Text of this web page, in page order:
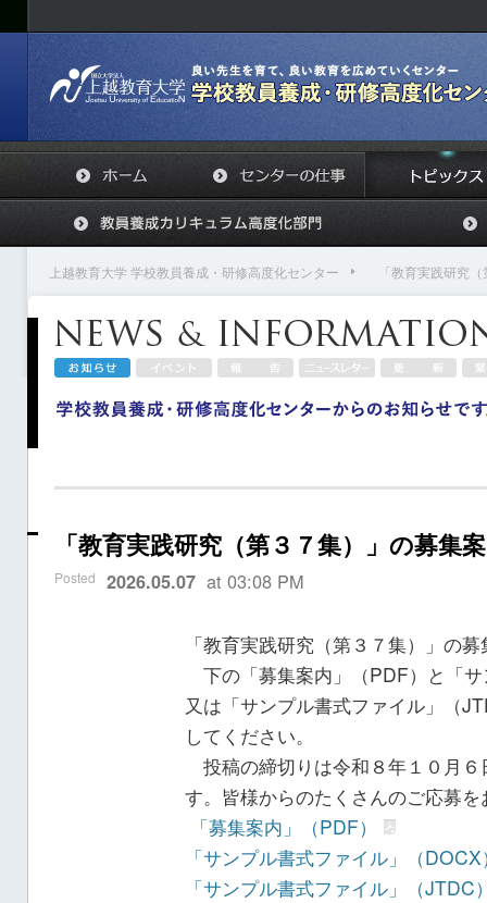
上越教育大学 学校教員養成・研修高度化センター 「教育実践研究
「教育実践研究（第３７集）」の募集
Posted 2026.05.07 at 03:08 PM
「教育実践研究（第３７集）」の
下の「募集案内」（PDF）と「
又は「サンプル書式ファイル」（
してください。
投稿の締切りは令和８年１０月
す。皆様からのたくさんのご応募
「募集案内」（PDF）
「サンプル書式ファイル」（DOCX
「サンプル書式ファイル」（JTDC